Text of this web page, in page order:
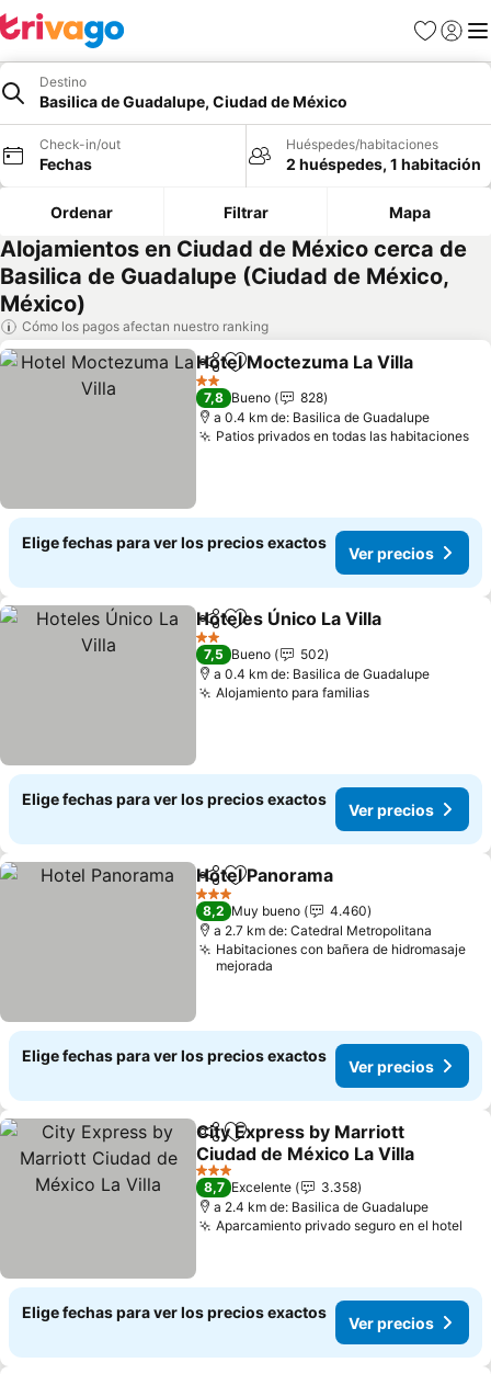
Favoritos
Iniciar
Destino
Basilica de Guadalupe, Ciudad de México
Check-in/out
Fechas
Huéspedes/habitaciones
2 huéspedes, 1 habitación
Ordenar Filtrar Mapa
Alojamientos en Ciudad de México cerca de
Basilica de Guadalupe (Ciudad de México,
México)
Cómo los pagos afectan nuestro ranking
CompartirAgregar a favoritos
Hotel Moctezuma La Villa
2 Estrellas
7,8 Bueno
828
a 0.4 km de: Basilica de Guadalupe
Patios privados en todas las habitaciones
Elige fechas para ver los precios exactos
Ver precios
CompartirAgregar a favoritos
Hoteles Único La Villa
2 Estrellas
7,5 Bueno
502
a 0.4 km de: Basilica de Guadalupe
Alojamiento para familiasVer precios
Elige fechas para ver los precios exactos
Ver precios
CompartirAgregar a favoritos
Hotel Panorama
3 Estrellas
8,2 Muy bueno
4.460
a 2.7 km de: Catedral Metropolitana
Habitaciones con bañera de hidromasaje
mejorada
Elige fechas para ver los precios exactos
Ver precios
CompartirAgregar a favoritos
City Express by Marriott
Ciudad de México La Villa
Ver precios
3 Estrellas
8,7 Excelente
3.358
a 2.4 km de: Basilica de Guadalupe
Aparcamiento privado seguro en el hotel
Elige fechas para ver los precios exactos
Ver precios